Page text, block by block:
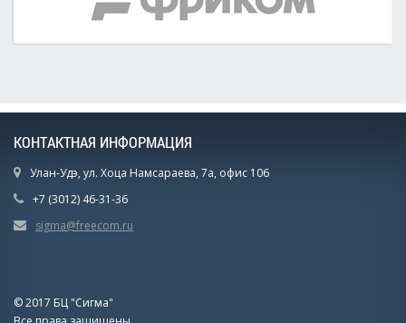
КОНТАКТНАЯ ИНФОРМАЦИЯ
Улан-Удэ, ул. Хоца Намсараева, 7а, офис 106
+7 (3012) 46-31-36
sigma@freecom.ru
© 2017 БЦ "Сигма"